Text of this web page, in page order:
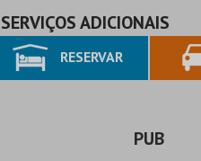
SALA
SERVIÇOS ADICIONAIS
RESERVAR
PUB